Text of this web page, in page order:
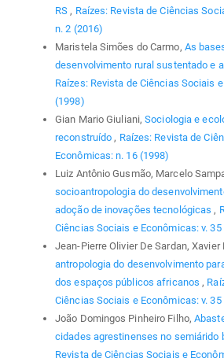
RS, Raízes: Revista de Ciências
n. 2 (2016)
Maristela Simões do Carmo, As
desenvolvimento rural sustentado e
Raízes: Revista de Ciências Sociais
(1998)
Gian Mario Giuliani,Sociologia e
reconstruído, Raízes: Revista de
Econômicas: n. 16 (1998)
Luiz Antônio Gusmão, Marcelo
socioantropologia do
adoção de inovações tecnológicas,
Ciências Sociais e Econômicas: v. 35
Jean-Pierre Olivier De Sardan, Xavier
antropologia do desenvolvimento
dos espaços públicos africanos,
Ciências Sociais e Econômicas: v. 35
João Domingos Pinheiro Filho,
cidades agrestinenses no semiárido
Revista de Ciências Sociais e